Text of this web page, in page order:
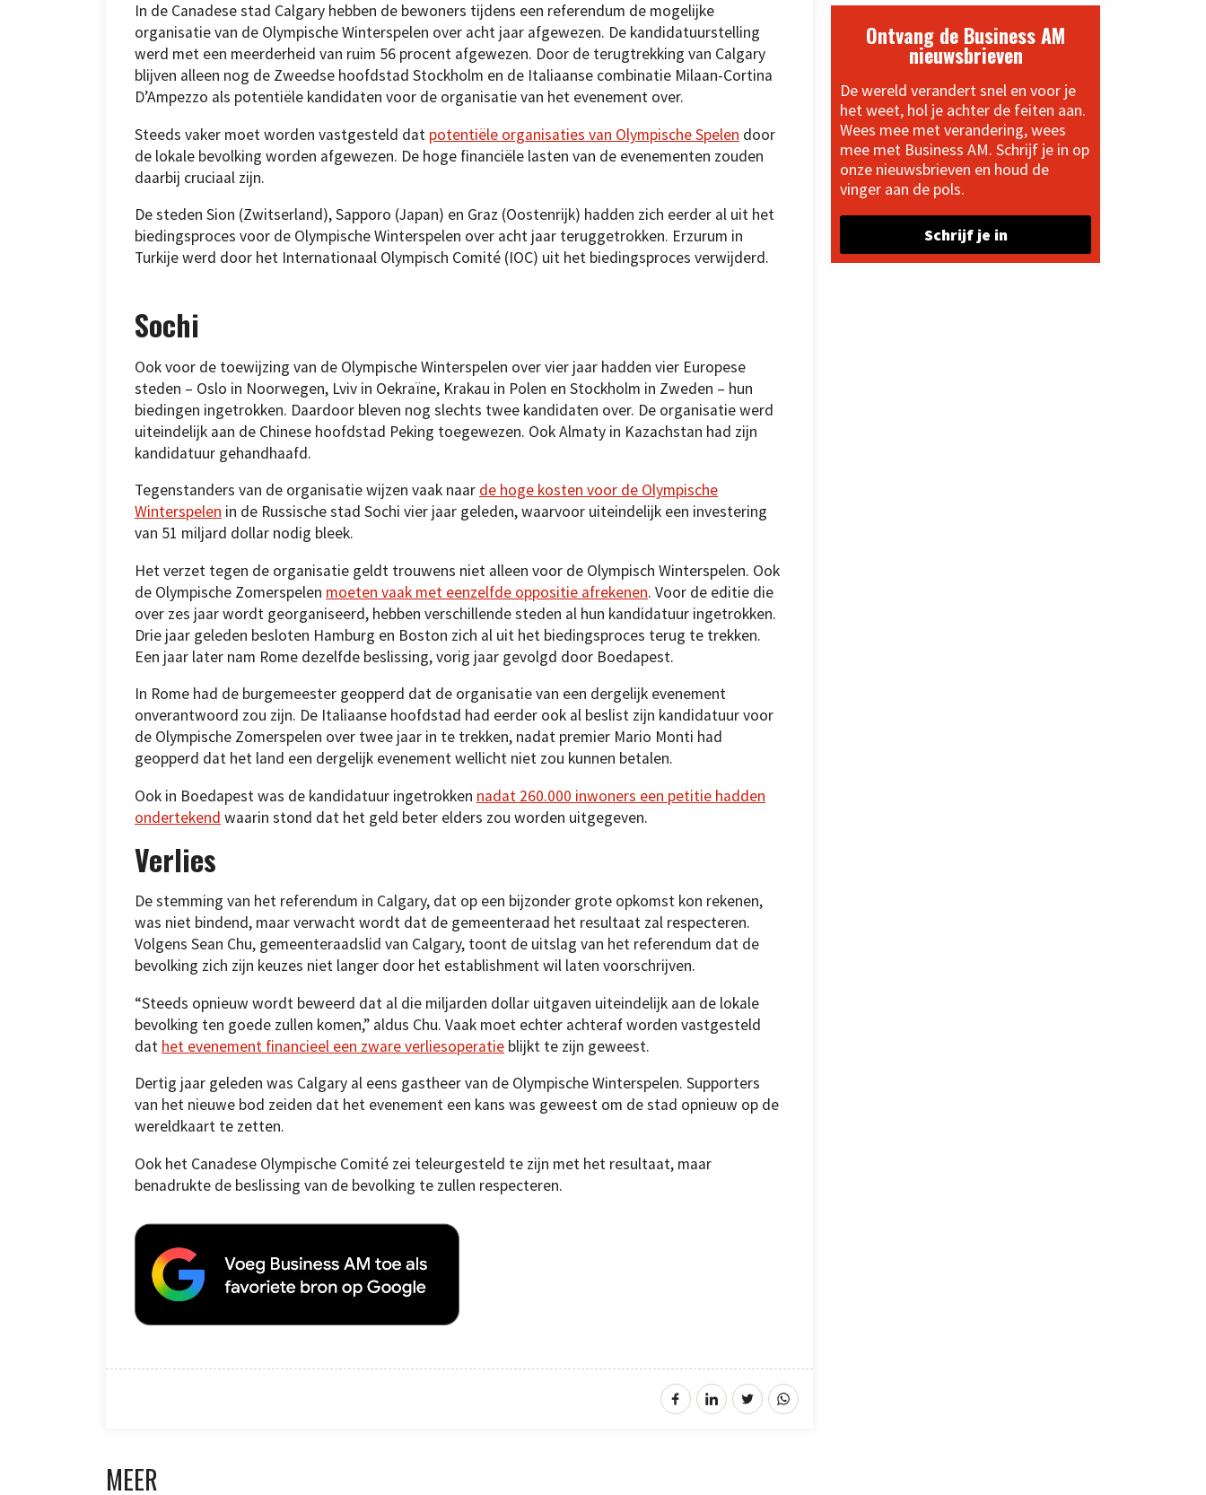
In de Canadese stad Calgary hebben de bewoners tijdens een referendum de mogelijke
organisatie van de Olympische Winterspelen over acht jaar afgewezen. De kandidatuurstelling
werd met een meerderheid van ruim 56 procent afgewezen. Door de terugtrekking van Calgary
blijven alleen nog de Zweedse hoofdstad Stockholm en de Italiaanse combinatie Milaan-Cortina
D’Ampezzo als potentiële kandidaten voor de organisatie van het evenement over.
Steeds vaker moet worden vastgesteld dat potentiële organisaties van Olympische Spelen door
de lokale bevolking worden afgewezen. De hoge financiële lasten van de evenementen zouden
daarbij cruciaal zijn.
De steden Sion (Zwitserland), Sapporo (Japan) en Graz (Oostenrijk) hadden zich eerder al uit het
biedingsproces voor de Olympische Winterspelen over acht jaar teruggetrokken. Erzurum in
Turkije werd door het Internationaal Olympisch Comité (IOC) uit het biedingsproces verwijderd.
Sochi
Ook voor de toewijzing van de Olympische Winterspelen over vier jaar hadden vier Europese
steden – Oslo in Noorwegen, Lviv in Oekraïne, Krakau in Polen en Stockholm in Zweden – hun
biedingen ingetrokken. Daardoor bleven nog slechts twee kandidaten over. De organisatie werd
uiteindelijk aan de Chinese hoofdstad Peking toegewezen. Ook Almaty in Kazachstan had zijn
kandidatuur gehandhaafd.
Tegenstanders van de organisatie wijzen vaak naar de hoge kosten voor de Olympische
Winterspelen in de Russische stad Sochi vier jaar geleden, waarvoor uiteindelijk een investering
van 51 miljard dollar nodig bleek.
Het verzet tegen de organisatie geldt trouwens niet alleen voor de Olympisch Winterspelen. Ook
de Olympische Zomerspelen moeten vaak met eenzelfde oppositie afrekenen. Voor de editie die
over zes jaar wordt georganiseerd, hebben verschillende steden al hun kandidatuur ingetrokken.
Drie jaar geleden besloten Hamburg en Boston zich al uit het biedingsproces terug te trekken.
Een jaar later nam Rome dezelfde beslissing, vorig jaar gevolgd door Boedapest.
In Rome had de burgemeester geopperd dat de organisatie van een dergelijk evenement
onverantwoord zou zijn. De Italiaanse hoofdstad had eerder ook al beslist zijn kandidatuur voor
de Olympische Zomerspelen over twee jaar in te trekken, nadat premier Mario Monti had
geopperd dat het land een dergelijk evenement wellicht niet zou kunnen betalen.
Ook in Boedapest was de kandidatuur ingetrokken nadat 260.000 inwoners een petitie hadden
ondertekend waarin stond dat het geld beter elders zou worden uitgegeven.
Verlies
De stemming van het referendum in Calgary, dat op een bijzonder grote opkomst kon rekenen,
was niet bindend, maar verwacht wordt dat de gemeenteraad het resultaat zal respecteren.
Volgens Sean Chu, gemeenteraadslid van Calgary, toont de uitslag van het referendum dat de
bevolking zich zijn keuzes niet langer door het establishment wil laten voorschrijven.
“Steeds opnieuw wordt beweerd dat al die miljarden dollar uitgaven uiteindelijk aan de lokale
bevolking ten goede zullen komen,” aldus Chu. Vaak moet echter achteraf worden vastgesteld
dat het evenement financieel een zware verliesoperatie blijkt te zijn geweest.
Dertig jaar geleden was Calgary al eens gastheer van de Olympische Winterspelen. Supporters
van het nieuwe bod zeiden dat het evenement een kans was geweest om de stad opnieuw op de
wereldkaart te zetten.
Ook het Canadese Olympische Comité zei teleurgesteld te zijn met het resultaat, maar
benadrukte de beslissing van de bevolking te zullen respecteren.
MEER
Ontvang de Business AM
nieuwsbrieven
De wereld verandert snel en voor je
het weet, hol je achter de feiten aan.
Wees mee met verandering, wees
mee met Business AM. Schrijf je in op
onze nieuwsbrieven en houd de
vinger aan de pols.
Schrijf je in